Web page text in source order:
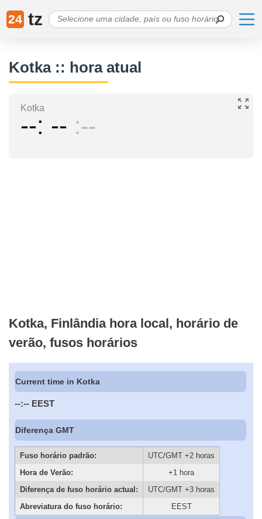
24 tz
Kotka :: hora atual
Kotka
-- -- --
Kotka, Finlândia hora local, horário de
verão, fusos horários
Current time in Kotka
--:-- EEST
Diferença GMT
Fuso horário padrão:
UTC/GMT +2 horas
Hora de Verão:
+1 hora
Diferença de fuso horário actual:
UTC/GMT +3 horas
Abreviatura do fuso horário:
EEST